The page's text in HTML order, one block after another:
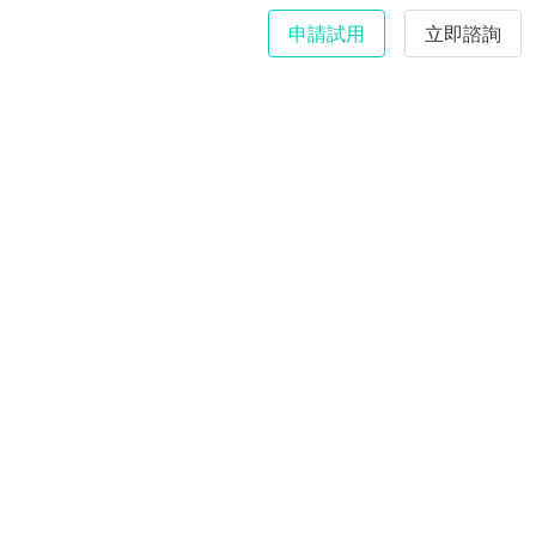
申請試用 立即諮詢